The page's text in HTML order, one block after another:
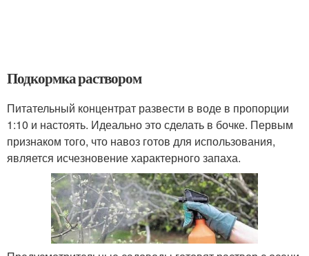
Подкормка раствором
Питательный концентрат развести в воде в пропорции
1:10 и настоять. Идеально это сделать в бочке. Первым
признаком того, что навоз готов для использования,
является исчезновение характерного запаха.